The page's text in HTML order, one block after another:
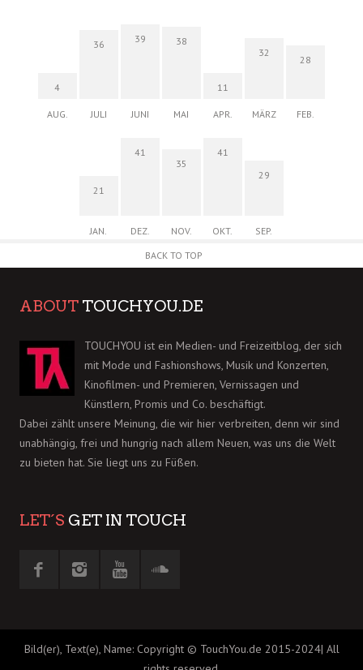
4
AUG.
36
JULI
39
JUNI
38
MAI
11
APR.
32
MÄRZ
28
FEB.
21
JAN.
41
DEZ.
35
NOV.
41
OKT.
29
SEP.
BACK TO TOP
ABOUT TOUCHYOU.DE
TOUCHYOU ist ein Medien- und Freizeitblog, der sich
mit Mode und Fashionshows, Musik und Konzerten,
Kinofilmen- und Premieren, Vernissagen und
Künstlern, Promis und Co. beschäftigt.
Dabei zählt unsere Meinung, die wir hier verbreiten, denn wir sind
unabhängig, frei und hungrig nach allem Neuen, was uns die Welt
zu bieten hat. Sie liegt uns zu Füßen.
LET´S GET IN TOUCH
Bild(er), Text(e), Name: Copyright © TouchYou.de 2015-2024| All